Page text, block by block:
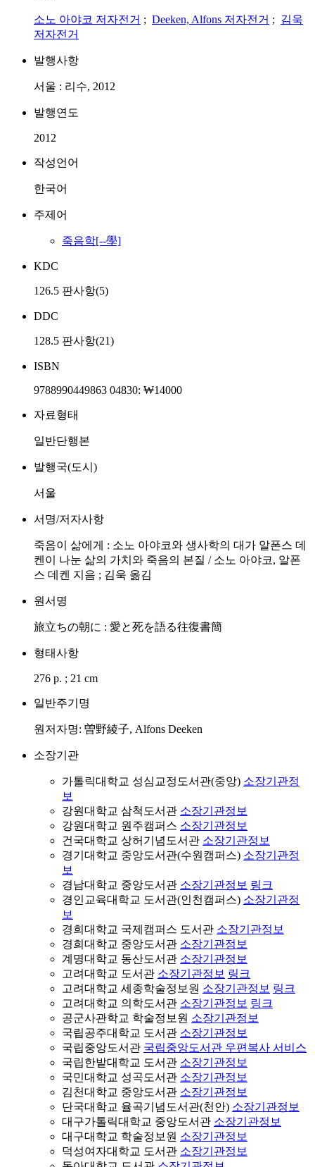
소노 아야코 저자전거 ; Deeken, Alfons 저자전거 ; 김욱
저자전거
발행사항
서울 : 리수, 2012
발행연도
2012
작성언어
한국어
주제어
죽음학[--學]
KDC
126.5 판사항(5)
DDC
128.5 판사항(21)
ISBN
9788990449863 04830: ₩14000
자료형태
일반단행본
발행국(도시)
서울
서명/저자사항
죽음이 삶에게 : 소노 아야코와 생사학의 대가 알폰스 데
켄이 나눈 삶의 가치와 죽음의 본질 / 소노 아야코, 알폰
스 데켄 지음 ; 김욱 옮김
원서명
旅立ちの朝に : 愛と死を語る往復書簡
형태사항
276 p. ; 21 cm
일반주기명
원저자명: 曽野綾子, Alfons Deeken
소장기관
가톨릭대학교 성심교정도서관(중앙) 소장기관정
보
강원대학교 삼척도서관 소장기관정보
강원대학교 원주캠퍼스 소장기관정보
건국대학교 상허기념도서관 소장기관정보
경기대학교 중앙도서관(수원캠퍼스) 소장기관정
보
경남대학교 중앙도서관 소장기관정보 링크
경인교육대학교 도서관(인천캠퍼스) 소장기관정
보
경희대학교 국제캠퍼스 도서관 소장기관정보
경희대학교 중앙도서관 소장기관정보
계명대학교 동산도서관 소장기관정보
고려대학교 도서관 소장기관정보 링크
고려대학교 세종학술정보원 소장기관정보 링크
고려대학교 의학도서관 소장기관정보 링크
공군사관학교 학술정보원 소장기관정보
국립공주대학교 도서관 소장기관정보
국립중앙도서관 국립중앙도서관 우편복사 서비스
국립한밭대학교 도서관 소장기관정보
국민대학교 성곡도서관 소장기관정보
김천대학교 중앙도서관 소장기관정보
단국대학교 율곡기념도서관(천안) 소장기관정보
대구가톨릭대학교 중앙도서관 소장기관정보
대구대학교 학술정보원 소장기관정보
덕성여자대학교 도서관 소장기관정보